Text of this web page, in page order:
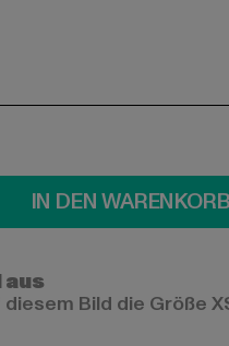
IN DEN WARENKORB
Bild die Größe